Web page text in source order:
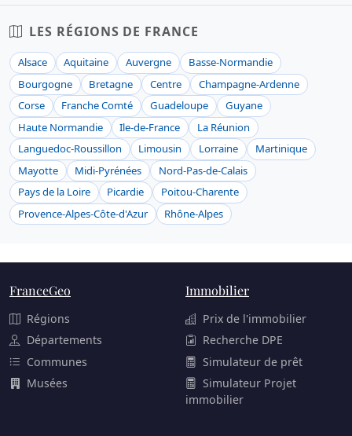
LES RÉGIONS DE FRANCE
Alsace Aquitaine Auvergne
Basse-Normandie
Bourgogne
Bretagne Centre
Champagne-Ardenne
Corse
Franche Comté Guadeloupe
Guyane
Haute Normandie
Ile-de-France
La Réunion
Languedoc-Roussillon
Limousin Lorraine
Martinique
Mayotte
Midi-Pyrénées
Nord-Pas-de-Calais
Pays de la Loire
Picardie
Poitou-Charente
Provence-Alpes-Côte-d'Azur
Rhône-Alpes
FranceGeo
Régions
Départements
Communes
Musées
Immobilier
Prix de l'immobilier
Recherche DPE
Simulateur de prêt
Simulateur Projet
immobilier